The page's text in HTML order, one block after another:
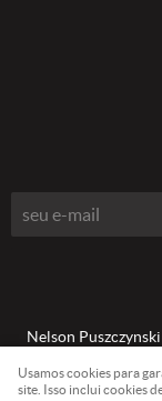
Nelson
Usamos cookies para
site. Isso inclui cookies